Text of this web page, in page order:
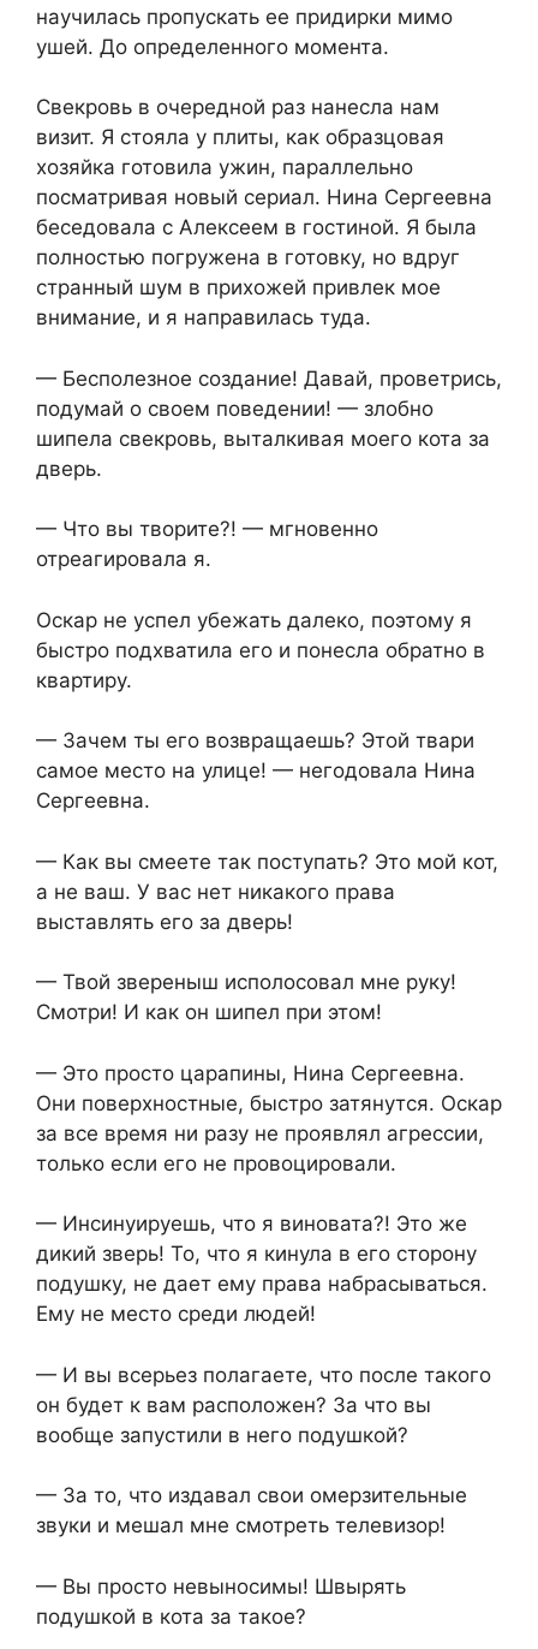
научилась пропускать ее придирки мимо
ушей. До определенного момента.
Свекровь в очередной раз нанесла нам
визит. Я стояла у плиты, как образцовая
хозяйка готовила ужин, параллельно
посматривая новый сериал. Нина Сергеевна
беседовала с Алексеем в гостиной. Я была
полностью погружена в готовку, но вдруг
странный шум в прихожей привлек мое
внимание, и я направилась туда.
— Бесполезное создание! Давай, проветрись,
подумай о своем поведении! — злобно
шипела свекровь, выталкивая моего кота за
дверь.
— Что вы творите?! — мгновенно
отреагировала я.
Оскар не успел убежать далеко, поэтому я
быстро подхватила его и понесла обратно в
квартиру.
— Зачем ты его возвращаешь? Этой твари
самое место на улице! — негодовала Нина
Сергеевна.
— Как вы смеете так поступать? Это мой кот,
а не ваш. У вас нет никакого права
выставлять его за дверь!
— Твой звереныш исполосовал мне руку!
Смотри! И как он шипел при этом!
— Это просто царапины, Нина Сергеевна.
Они поверхностные, быстро затянутся. Оскар
за все время ни разу не проявлял агрессии,
только если его не провоцировали.
— Инсинуируешь, что я виновата?! Это же
дикий зверь! То, что я кинула в его сторону
подушку, не дает ему права набрасываться.
Ему не место среди людей!
— И вы всерьез полагаете, что после такого
он будет к вам расположен? За что вы
вообще запустили в него подушкой?
— За то, что издавал свои омерзительные
звуки и мешал мне смотреть телевизор!
— Вы просто невыносимы! Швырять
подушкой в кота за такое?